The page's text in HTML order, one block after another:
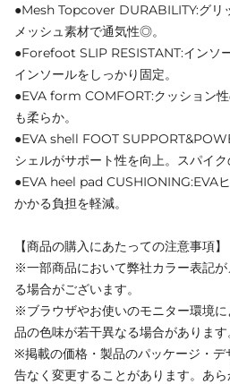
●Mesh Topcover DURABILITY:グリ
メッシュ素材で通気性◎。
●Forefoot SLIP RESISTANT:インソ
インソールをしっかり固定。
●EVA form COMFORT:クッション
も柔らか。
●EVA shell FOOT
シェルがサポート性を向上。スパイク
●EVA heel pad CUSHIONING:EVA
かかる負担を軽減。
【商品の購入にあたっての注意事項】
※一部商品において弊社カラー表記
る場合がございます。
※ブラウザやお使いのモニター環境
品の色味が若干異なる場合があります
※掲載の価格・製品のパッケージ・
告なく変更することがあります。あら